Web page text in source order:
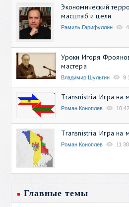
Экономический
масштаб и цели
Рамиль Гарифуллин
Уроки Игоря
мастера
Владимир Шульгин 9
Transnistria. Игра на
Роман Коноплев 10
Transnistria. Игра на
Роман Коноплев 11
Главные темы